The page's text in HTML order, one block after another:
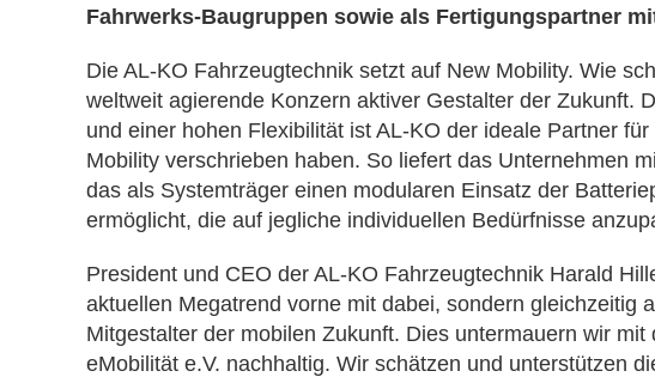
Fahrwerks-Baugruppen sowie als Fertigungspartner
Die AL-KO Fahrzeugtechnik setzt auf New Mobility. Wie
weltweit agierende Konzern aktiver Gestalter der Zukunft.
und einer hohen Flexibilität ist AL-KO der ideale Partner
Mobility verschrieben haben. So liefert das Unternehmen
das als Systemträger einen modularen Einsatz der
ermöglicht, die auf jegliche individuellen Bedürfnisse
President und CEO der AL-KO Fahrzeugtechnik Harald
aktuellen Megatrend vorne mit dabei, sondern gleichzeitig
Mitgestalter der mobilen Zukunft. Dies untermauern wir
eMobilität e.V. nachhaltig. Wir schätzen und unterstützen